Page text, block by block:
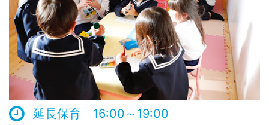
延長保育 16:00～19:00